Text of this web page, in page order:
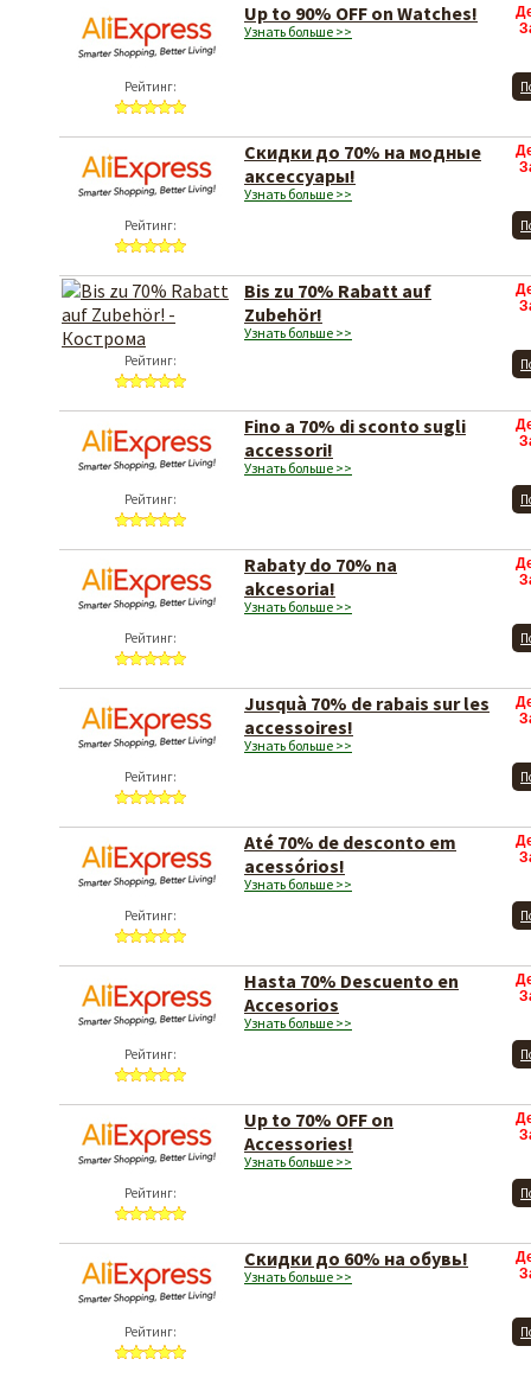
Рейтинг:
Up to 90% OFF on Watches!
Узнать больше >>
Рейтинг:
Скидки до 70% на модные
аксессуары!
Узнать больше >>
Рейтинг:
Bis zu 70% Rabatt auf
Zubehör!
Узнать больше >>
Рейтинг:
Fino a 70% di sconto sugli
accessori!
Узнать больше >>
Рейтинг:
Rabaty do 70% na
akcesoria!
Узнать больше >>
Рейтинг:
Jusquà 70% de rabais sur les
accessoires!
Узнать больше >>
Рейтинг:
Até 70% de desconto em
acessórios!
Узнать больше >>
Рейтинг:
Hasta 70% Descuento en
Accesorios
Узнать больше >>
Рейтинг:
Up to 70% OFF on
Accessories!
Узнать больше >>
Рейтинг:
Скидки до 60% на обувь!
Узнать больше >>